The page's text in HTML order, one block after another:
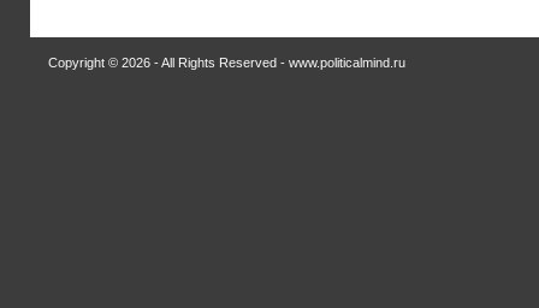
Copyright © 2026 - All Rights Reserved - www.politicalmind.ru